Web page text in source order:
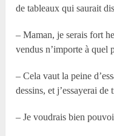
de tableaux qui saurait
– Maman, je serais fort
vendus n’importe à quel
– Cela vaut la peine
dessins, et j’essayerai de
– Je voudrais bien